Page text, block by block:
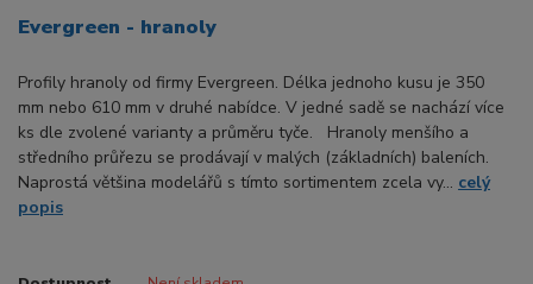
Evergreen - hranoly
Profily hranoly od firmy Evergreen. Délka jednoho kusu je 350
mm nebo 610 mm v druhé nabídce. V jedné sadě se nachází více
ks dle zvolené varianty a průměru tyče. Hranoly menšího a
středního průřezu se prodávají v malých (základních) baleních.
Naprostá většina modelářů s tímto sortimentem zcela vy... celý
popis